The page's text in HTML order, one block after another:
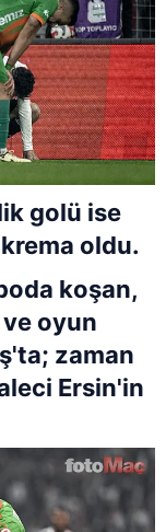
golü ise
oldu.
koşan,
oyun
zaman
Ersin'in